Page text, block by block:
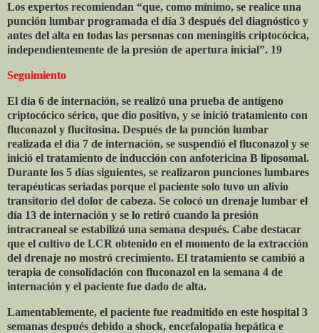
Los expertos recomiendan “que, como mínimo, se realice una
punción lumbar programada el día 3 después del diagnóstico y
antes del alta en todas las personas con meningitis criptocócica,
independientemente de la presión de apertura inicial”. 19
Seguimiento
El día 6 de internación, se realizó una prueba de antígeno
criptocócico sérico, que dio positivo, y se inició tratamiento con
fluconazol y flucitosina. Después de la punción lumbar
realizada el día 7 de internación, se suspendió el fluconazol y se
inició el tratamiento de inducción con anfotericina B liposomal.
Durante los 5 días siguientes, se realizaron punciones lumbares
terapéuticas seriadas porque el paciente solo tuvo un alivio
transitorio del dolor de cabeza. Se colocó un drenaje lumbar el
día 13 de internación y se lo retiró cuando la presión
intracraneal se estabilizó una semana después. Cabe destacar
que el cultivo de LCR obtenido en el momento de la extracción
del drenaje no mostró crecimiento. El tratamiento se cambió a
terapia de consolidación con fluconazol en la semana 4 de
internación y el paciente fue dado de alta.
Lamentablemente, el paciente fue readmitido en este hospital 3
semanas después debido a shock, encefalopatía hepática e